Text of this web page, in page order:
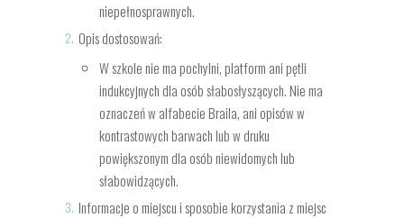
niepełnosprawnych.
Opis dostosowań:
W szkole nie ma pochylni, platform ani pętli
indukcyjnych dla osób słabosłyszących. Nie ma
oznaczeń w alfabecie Braila, ani opisów w
kontrastowych barwach lub w druku
powiększonym dla osób niewidomych lub
słabowidzących.
Informacje o miejscu i sposobie korzystania z miejsc